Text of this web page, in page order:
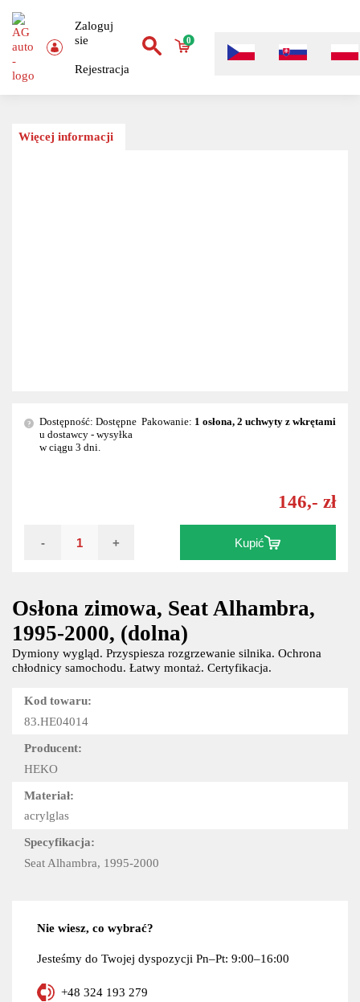
Zaloguj
sie
Rejestracja
0
Więcej informacji
Osłona zimowa, Seat Alhambra,
1995-2000, (dolna)
Dymiony wygląd. Przyspiesza rozgrzewanie silnika. Ochrona
chłodnicy samochodu. Łatwy montaż. Certyfikacja.
Kod towaru:
83.HE04014
Producent:
HEKO
Materiał:
acrylglas
Specyfikacja:
Seat Alhambra, 1995-2000
?
Dostępność: Dostępne
u dostawcy - wysyłka
w ciągu 3 dni.
Pakowanie: 1 osłona, 2 uchwyty z wkrętami
146,- zł
- + Kupić
Nie wiesz, co wybrać?
Jesteśmy do Twojej dyspozycji Pn–Pt: 9:00–16:00
+48 324 193 279